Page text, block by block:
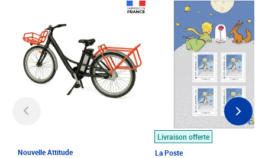
Nouvelle Attitude
Livraison offerte
La Poste
Prix 7,50€